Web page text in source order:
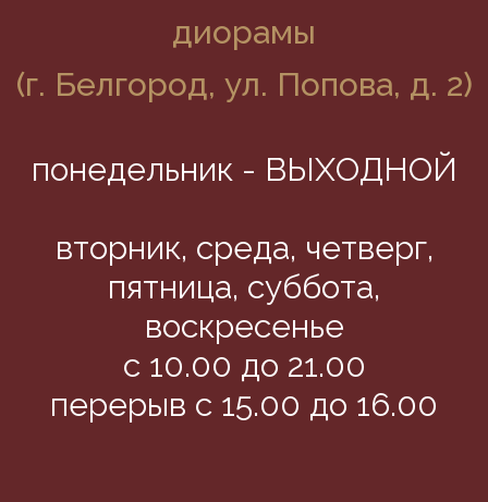
диорамы
(г. Белгород, ул. Попова, д. 2)
понедельник - ВЫХОДНОЙ
вторник, среда, четверг,
пятница, суббота,
воскресенье
с 10.00 до 21.00
перерыв с 15.00 до 16.00